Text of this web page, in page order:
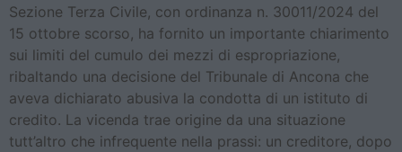
Sezione Terza Civile, con ordinanza n. 30011/2024 del
15 ottobre scorso, ha fornito un importante chiarimento
sui limiti del cumulo dei mezzi di espropriazione,
ribaltando una decisione del Tribunale di Ancona che
aveva dichiarato abusiva la condotta di un istituto di
credito. La vicenda trae origine da una situazione
tutt’altro che infrequente nella prassi: un creditore, dopo